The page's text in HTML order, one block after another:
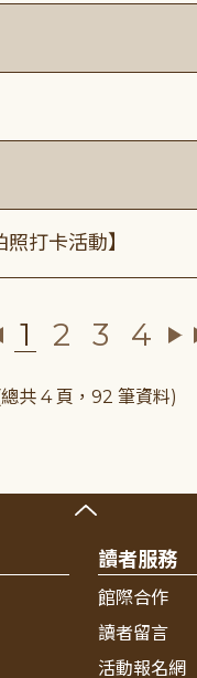
打卡活動】
1 2 3 4
共 4 頁，92 筆資料)
讀者服務
館際合作
讀者留言
活動報名網